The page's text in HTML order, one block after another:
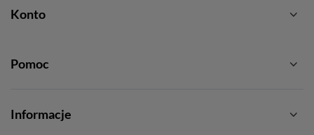
Konto
Pomoc
Informacje